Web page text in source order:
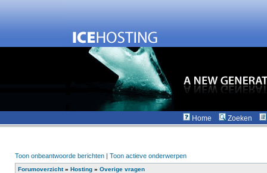
Home Zoeken
Toon onbeantwoorde berichten | Toon actieve onderwerpen
Forumoverzicht» Hosting » Overige vragen